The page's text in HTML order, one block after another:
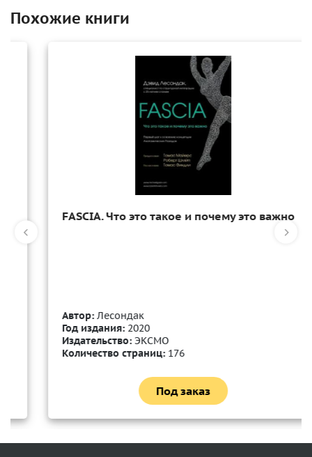
Похожие книги
FASCIA. Что это такое и почему это важно
Автор:Лесондак
Год издания:2020
Издательство:ЭКСМО
Количество страниц:176
Под заказ